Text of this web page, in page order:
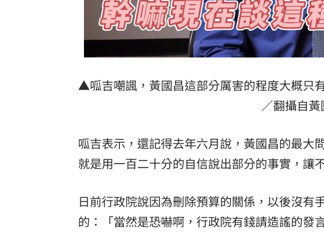
商場戰國來臨 台中「頂奢大道」逐漸成形 12:00
「拍片人的多重宇宙」職涯論壇9/12登場！ 10:30
理想混蛋號召粉絲跨海追星吃美食！ 18:15
▲呱吉嘲諷，黃國昌這部分厲害的程度大概只
／翻攝自黃
呱吉表示，還記得去年六月說，黃國昌的最大
就是用一百二十分的自信說出部分的事實，讓
日前行政院說因為刪除預算的關係，以後沒
的：「當然是恐嚇啊，行政院有錢請造謠的發